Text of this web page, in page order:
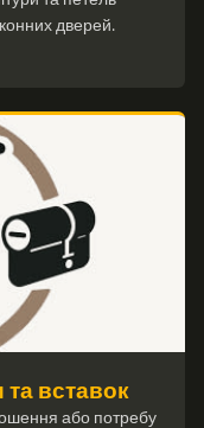
дверей.
та вставок
або потребу